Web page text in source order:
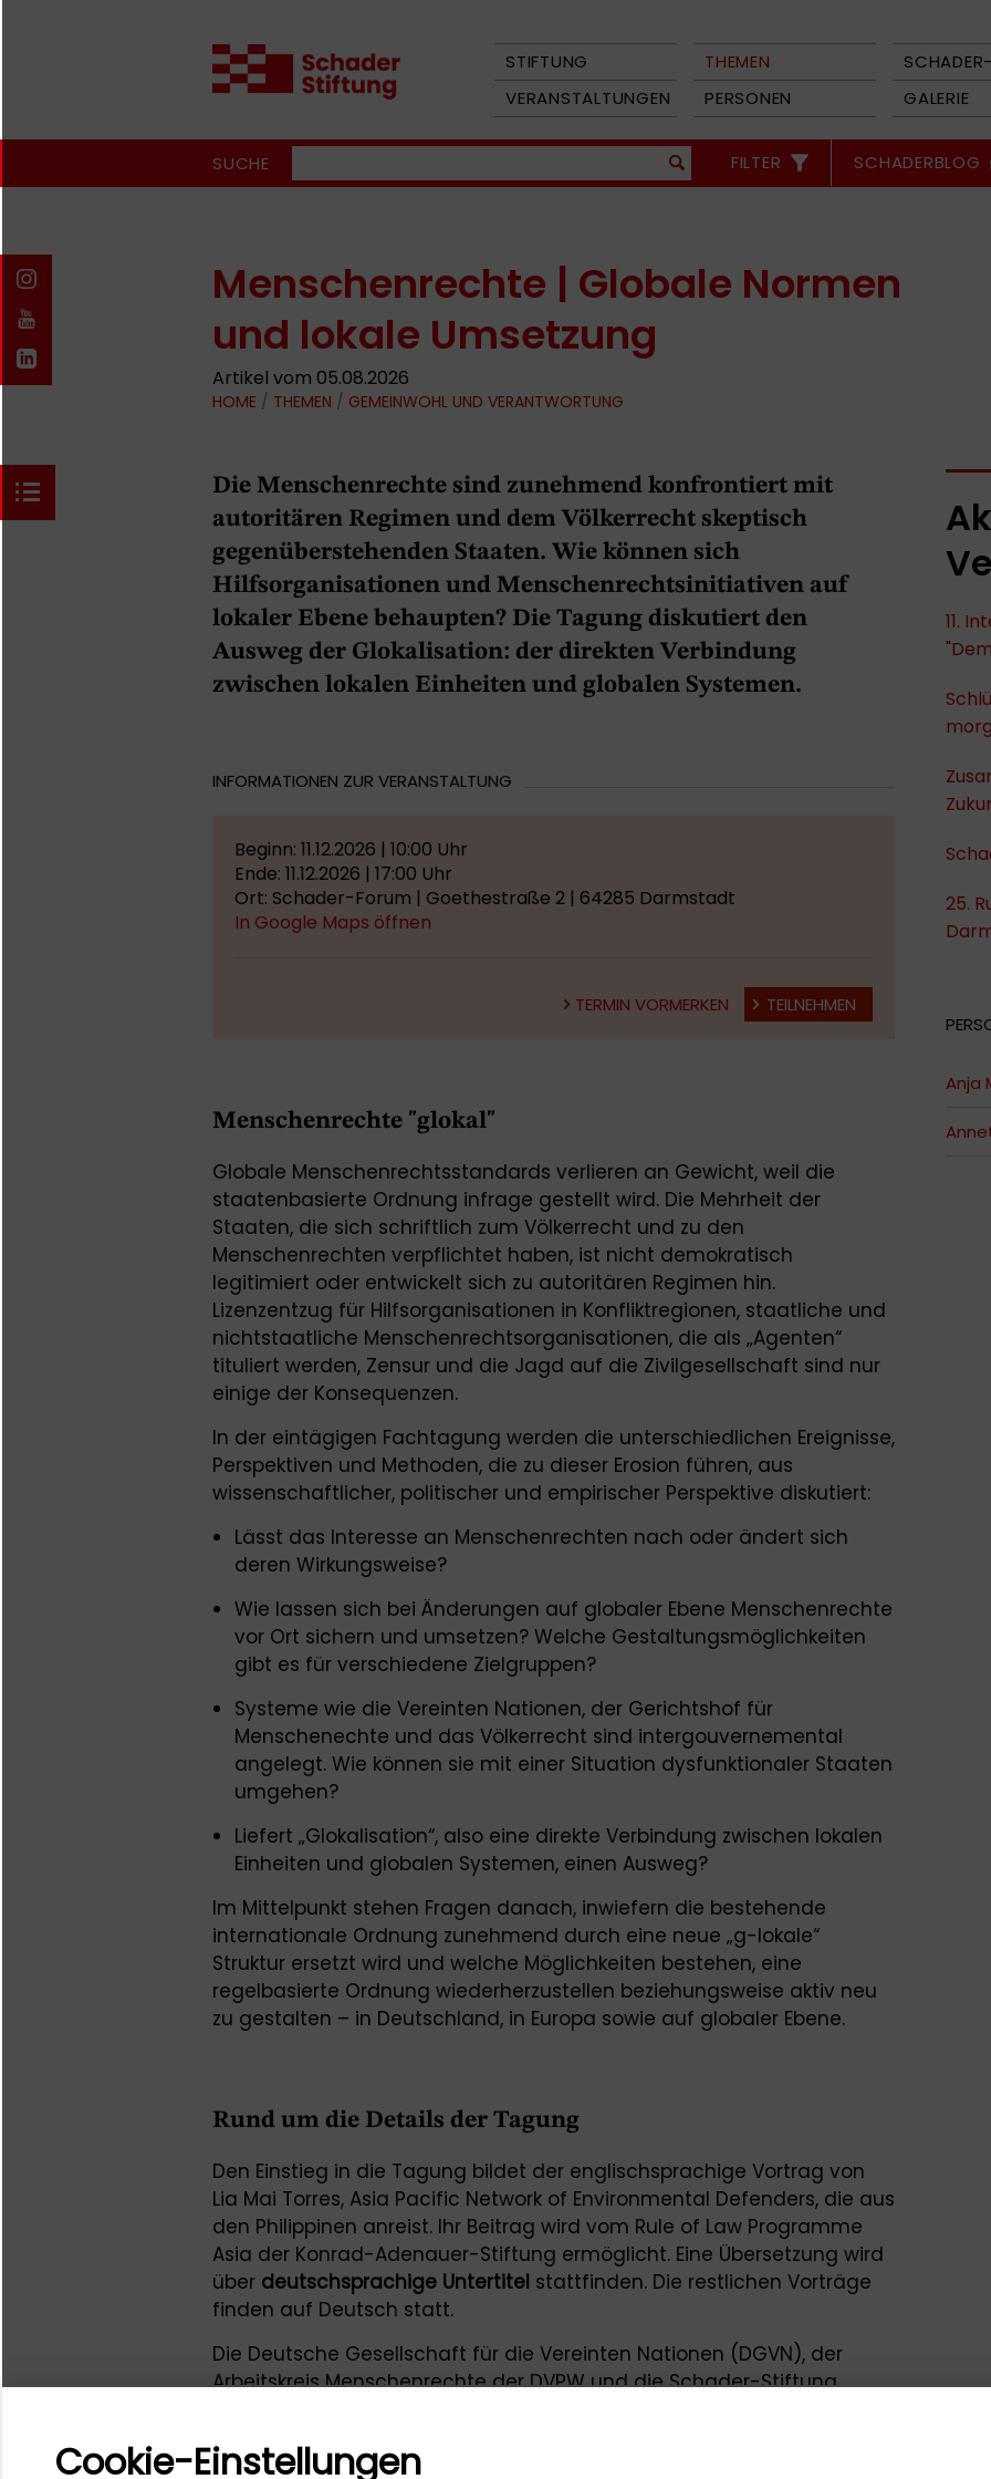
STIFTUNG THEMEN
VERANSTALTUNGEN
PERSONEN GALERIE
SUCHE FILTER SCHADERBLOG
Menschenrechte | Globale Normen
und lokale Umsetzung
Artikel vom 05.08.2026
HOME / THEMEN / GEMEINWOHL UND VERANTWORTUNG
Die Menschenrechte sind zunehmend konfrontiert mit
autoritären Regimen und dem Völkerrecht skeptisch
gegenüberstehenden Staaten. Wie können sich
Hilfsorganisationen und Menschenrechtsinitiativen auf
lokaler Ebene behaupten? Die Tagung diskutiert den
Ausweg der Glokalisation: der direkten Verbindung
zwischen lokalen Einheiten und globalen Systemen.
INFORMATIONEN ZUR VERANSTALTUNG
Beginn: 11.12.2026 | 10:00 Uhr
Ende: 11.12.2026 | 17:00 Uhr
Ort: Schader-Forum | Goethestraße 2 | 64285 Darmstadt
In Google Maps öffnen
TERMIN VORMERKEN TEILNEHMEN
Menschenrechte "glokal"
Globale Menschenrechtsstandards verlieren an Gewicht, weil die
staatenbasierte Ordnung infrage gestellt wird. Die Mehrheit der
Staaten, die sich schriftlich zum Völkerrecht und zu den
Menschenrechten verpflichtet haben, ist nicht demokratisch
legitimiert oder entwickelt sich zu autoritären Regimen hin.
Lizenzentzug für Hilfsorganisationen in Konfliktregionen, staatliche und
nichtstaatliche Menschenrechtsorganisationen, die als „Agenten“
tituliert werden, Zensur und die Jagd auf die Zivilgesellschaft sind nur
einige der Konsequenzen.
In der eintägigen Fachtagung werden die unterschiedlichen Ereignisse,
Perspektiven und Methoden, die zu dieser Erosion führen, aus
wissenschaftlicher, politischer und empirischer Perspektive diskutiert:
Lässt das Interesse an Menschenrechten nach oder ändert sich
deren Wirkungsweise?
Wie lassen sich bei Änderungen auf globaler Ebene Menschenrechte
vor Ort sichern und umsetzen? Welche Gestaltungsmöglichkeiten
gibt es für verschiedene Zielgruppen?
Systeme wie die Vereinten Nationen, der Gerichtshof für
Menschenechte und das Völkerrecht sind intergouvernemental
angelegt. Wie können sie mit einer Situation dysfunktionaler Staaten
umgehen?
Liefert „Glokalisation“, also eine direkte Verbindung zwischen lokalen
Einheiten und globalen Systemen, einen Ausweg?
Im Mittelpunkt stehen Fragen danach, inwiefern die bestehende
internationale Ordnung zunehmend durch eine neue „g-lokale“
Struktur ersetzt wird und welche Möglichkeiten bestehen, eine
regelbasierte Ordnung wiederherzustellen beziehungsweise aktiv neu
zu gestalten – in Deutschland, in Europa sowie auf globaler Ebene.
Rund um die Details der Tagung
Den Einstieg in die Tagung bildet der englischsprachige Vortrag von
Lia Mai Torres, Asia Pacific Network of Environmental Defenders, die aus
den Philippinen anreist. Ihr Beitrag wird vom Rule of Law Programme
Asia der Konrad-Adenauer-Stiftung ermöglicht. Eine Übersetzung wird
über deutschsprachige Untertitel stattfinden. Die restlichen Vorträge
finden auf Deutsch statt.
Die Deutsche Gesellschaft für die Vereinten Nationen (DGVN), der
Arbeitskreis Menschenrechte der DVPW und die Schader-Stiftung
Fachtagung wird am 11. Dezember 2026 ein. Die Tagung wird hybrid
11.
25.
Anja
Cookie-Einstellungen